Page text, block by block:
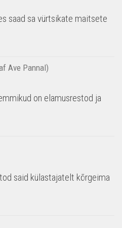
saad sa vürtsikate maitsete
on elamusrestod ja
said külastajatelt kõrgeima